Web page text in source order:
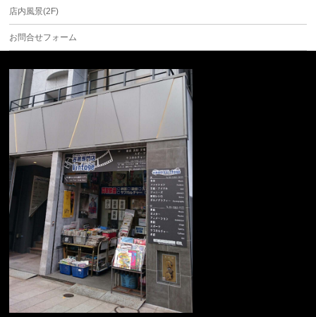
店内風景(2F)
お問合せフォーム